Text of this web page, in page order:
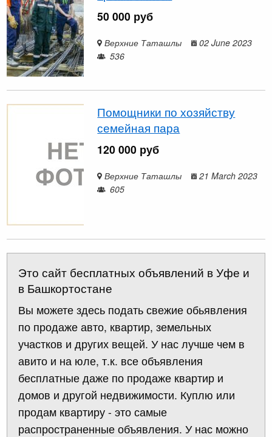
50 000 руб
Верхние Таташлы
02 June 2023
536
Помощники по хозяйству
семейная пара
120 000 руб
Верхние Таташлы
21 March 2023
605
Это сайт бесплатных объявлений в Уфе и
в Башкортостане
Вы можете здесь подать свежие обьявления
по продаже авто, квартир, земельных
участков и других вещей. У нас лучше чем в
авито и на юле, т.к. все объявления
бесплатные даже по продаже квартир и
домов и другой недвижимости. Куплю или
продам квартиру - это самые
распространенные объявления. У нас можно